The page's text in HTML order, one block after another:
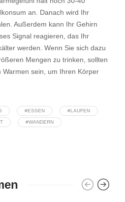
an. Danach wird Ihr
Außerdem kann Ihr Gehirn
Signal reagieren, das Ihr
werden. Wenn Sie sich dazu
Mengen zu trinken, sollten
Warmen sein, um Ihren Körper
#ESSEN #LAUFEN
#WANDERN